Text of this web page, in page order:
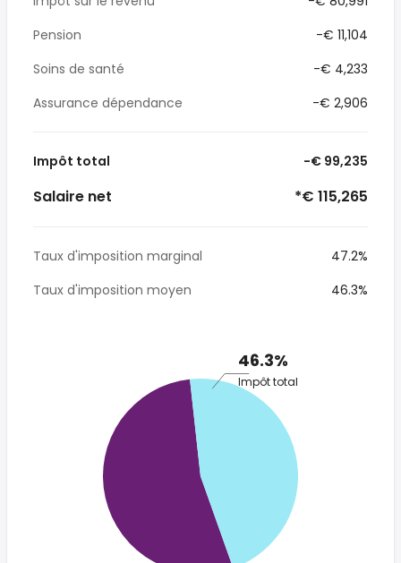
Pension
-€ 11,104
Soins de santé
-€ 4,233
Assurance dépendance
-€ 2,906
Impôt total -€ 99,235
Salaire net *€ 115,265
Taux d'imposition marginal
47.2%
Taux d'imposition moyen
46.3%
46.3%
Impôt total